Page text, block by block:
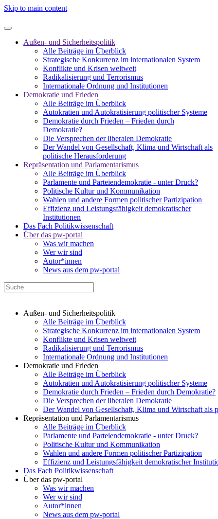
Skip to main content
Außen- und Sicherheitspolitik
Alle Beiträge im Überblick
Strategische Konkurrenz im internationalen System
Konflikte und Krisen weltweit
Radikalisierung und Terrorismus
Internationale Ordnung und Institutionen
Demokratie und Frieden
Alle Beiträge im Überblick
Autokratien und Autokratisierung politischer Systeme
Demokratie durch Frieden – Frieden durch
Demokratie?
Die Versprechen der liberalen Demokratie
Der Wandel von Gesellschaft, Klima und Wirtschaft als
politische Herausforderung
Repräsentation und Parlamentarismus
Alle Beiträge im Überblick
Parlamente und Parteiendemokratie - unter Druck?
Politische Kultur und Kommunikation
Wahlen und andere Formen politischer Partizipation
Effizienz und Leistungsfähigkeit demokratischer
Institutionen
Das Fach Politikwissenschaft
Über das pw-portal
Was wir machen
Wer wir sind
Autor*innen
News aus dem pw-portal
Außen- und Sicherheitspolitik
Alle Beiträge im Überblick
Strategische Konkurrenz im internationalen System
Konflikte und Krisen weltweit
Radikalisierung und Terrorismus
Internationale Ordnung und Institutionen
Demokratie und Frieden
Alle Beiträge im Überblick
Autokratien und Autokratisierung politischer Systeme
Demokratie durch Frieden – Frieden durch Demokratie?
Die Versprechen der liberalen Demokratie
Der Wandel von Gesellschaft, Klima und Wirtschaft als
Repräsentation und Parlamentarismus
Alle Beiträge im Überblick
Parlamente und Parteiendemokratie - unter Druck?
Politische Kultur und Kommunikation
Wahlen und andere Formen politischer Partizipation
Effizienz und Leistungsfähigkeit demokratischer
Das Fach Politikwissenschaft
Über das pw-portal
Was wir machen
Wer wir sind
Autor*innen
News aus dem pw-portal